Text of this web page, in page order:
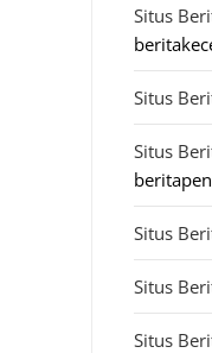
Situs
Situs
Situs
Situs
Situs
Situs